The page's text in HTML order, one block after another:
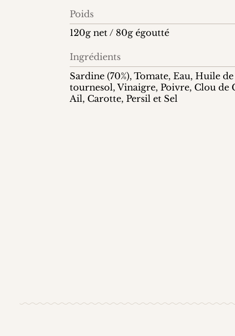
Poids
120g net / 80g égoutté
Ingrédients
Sardine (70%), Tomate, Eau, Huile de
tournesol, Vinaigre, Poivre, Clou de
Ail, Carotte, Persil et Sel